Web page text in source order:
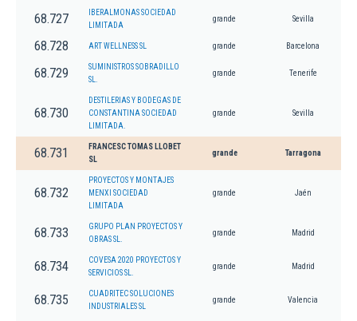
68.727
IBERALMONAS SOCIEDAD
LIMITADA
grande Sevilla
68.728 ART WELLNESS SL grande Barcelona
68.729
SUMINISTROS SOBRADILLO
SL.
grande Tenerife
68.730
DESTILERIAS Y BODEGAS DE
CONSTANTINA SOCIEDAD
LIMITADA.
grande Sevilla
68.731
FRANCESC TOMAS LLOBET
SL
grande Tarragona
68.732
PROYECTOS Y MONTAJES
MENXI SOCIEDAD
LIMITADA
grande Jaén
68.733
GRUPO PLAN PROYECTOS Y
OBRAS SL.
grande Madrid
68.734
COVESA 2020 PROYECTOS Y
SERVICIOS SL.
grande Madrid
68.735
CUADRITEC SOLUCIONES
INDUSTRIALES SL
grande Valencia